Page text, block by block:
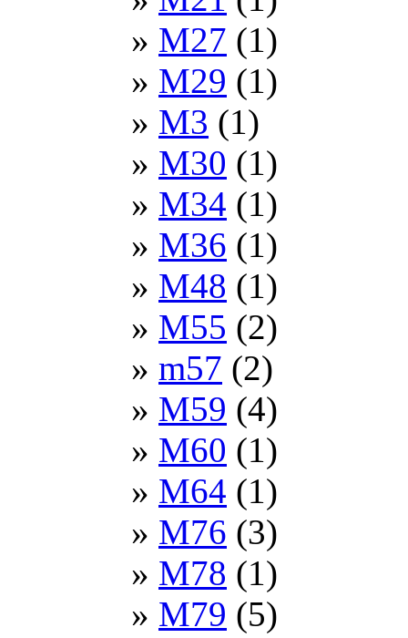
M27 (1)
M29 (1)
M3 (1)
M30 (1)
M34 (1)
M36 (1)
M48 (1)
M55 (2)
m57 (2)
M59 (4)
M60 (1)
M64 (1)
M76 (3)
M78 (1)
M79 (5)